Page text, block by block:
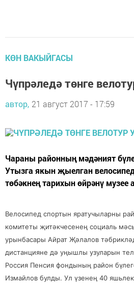
КӨН ВАКЫЙГАСЫ
Чүпрәледә төнге
автор, 21 август 2017 - 17:59
Чараны районның мәдәният
Утызга якын җыелган
төбәкнең тарихын өйрәнү музее
Велосипед спортын яратучыларны
комитеты җитәкчесенең социаль
урынбасары Айрат Җәлалов
дистанцияне дә уңышлы узуларын
Россия Пенсия фондының район
Измайлов булды. Ул үзенең 40